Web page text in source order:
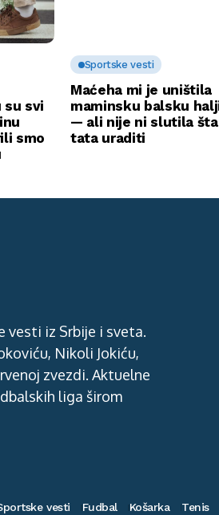
su svi
smo
Sportske vesti
Maćeha mi je uništila
maminsku balsku
— ali nije ni slutila
tata uraditi
vesti iz Srbije i sveta.
Nikoli Jokiću,
zvezdi. Aktuelne
liga širom
vesti Fudbal Košarka Tenis